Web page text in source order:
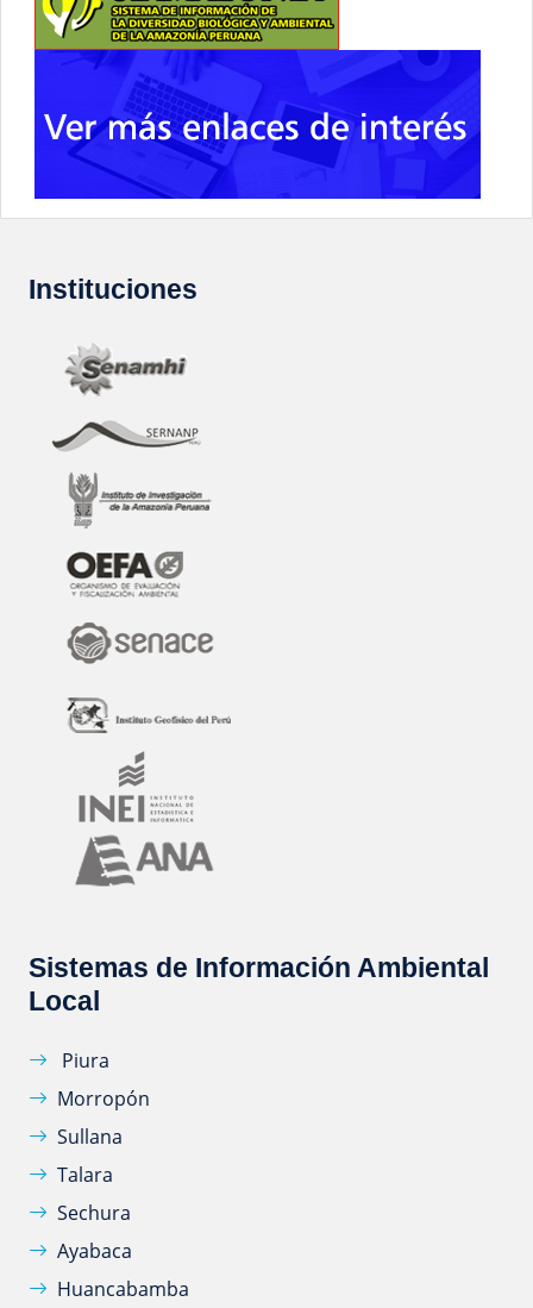
Instituciones
Sistemas de Información Ambiental
Local
Piura
Morropón
Sullana
Talara
Sechura
Ayabaca
Huancabamba